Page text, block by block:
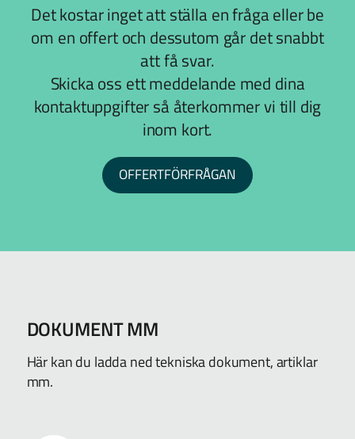
Det kostar inget att ställa en fråga eller be
om en offert och dessutom går det snabbt
att få svar.
Skicka oss ett meddelande med dina
kontaktuppgifter så återkommer vi till dig
inom kort.
OFFERTFÖRFRÅGAN
DOKUMENT MM
Här kan du ladda ned tekniska dokument, artiklar
mm.